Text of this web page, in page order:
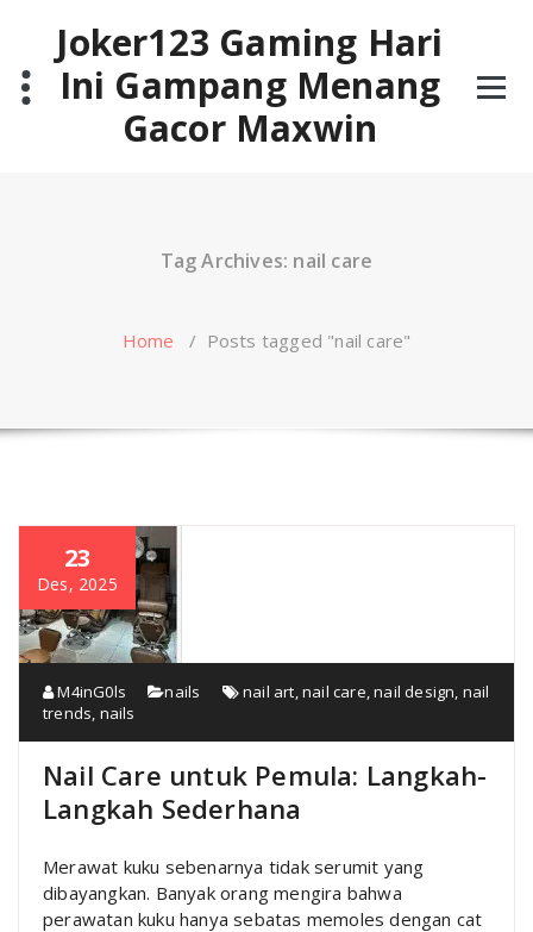
contentJoker123 Gaming Hari
Ini Gampang Menang
Gacor Maxwin
Tag Archives: nail care
Home / Posts tagged "nail care"
23
Des, 2025
M4inG0ls nails nail art ,nail care ,nail design nail
trends nails
Nail Care untuk Pemula: Langkah-
Langkah Sederhana
Merawat kuku sebenarnya tidak serumit yang
dibayangkan. Banyak orang mengira bahwa
perawatan kuku hanya sebatas memoles dengan cat